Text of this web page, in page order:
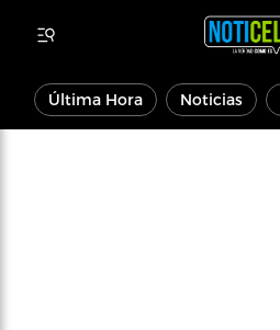
Última Hora Noticias